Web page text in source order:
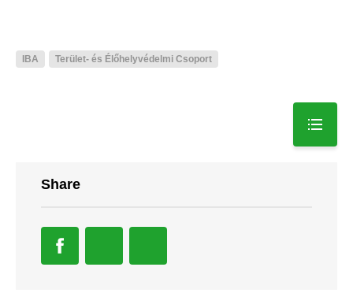
IBA Terület- és Élőhelyvédelmi Csoport
Share